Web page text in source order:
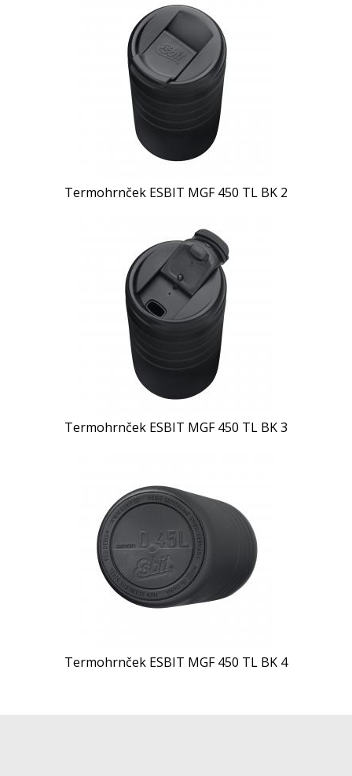
Termohrnček ESBIT MGF 450 TL BK 2
Termohrnček ESBIT MGF 450 TL BK 3
Termohrnček ESBIT MGF 450 TL BK 4